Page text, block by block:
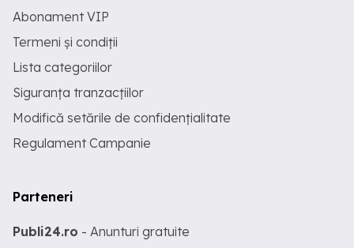
Abonament VIP
Termeni și condiții
Lista categoriilor
Siguranța tranzacțiilor
Modifică setările de confidențialitate
Regulament Campanie
Parteneri
Publi24.ro - Anunturi gratuite